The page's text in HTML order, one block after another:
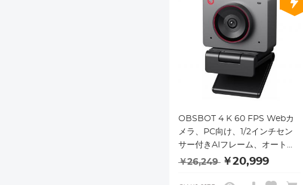
OBSBOT 4 K 60 FPS Webカ
メラ、PC向け、1/2インチセン
サー付きAIフレーム、オートフ
ォーカスデュアルマイクビュー
￥26,249 ￥20,999